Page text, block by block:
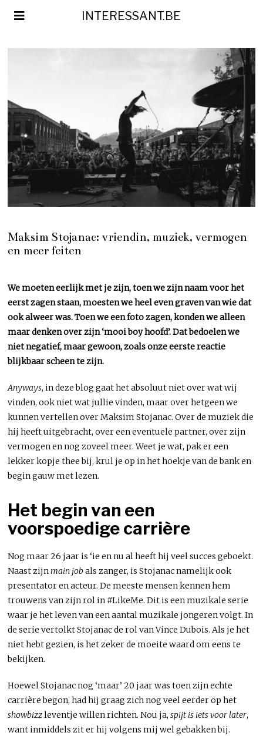
INTERESSANT.BE
Maksim Stojanac: vriendin, muziek, vermogen
en meer feiten
We moeten eerlijk met je zijn, toen we zijn naam voor het
eerst zagen staan, moesten we heel even graven van wie dat
ook alweer was. Toen we een foto zagen, konden we alleen
maar denken over zijn ‘mooi boy hoofd’. Dat bedoelen we
niet negatief, maar gewoon, zoals onze eerste reactie
blijkbaar scheen te zijn.
Anyways, in deze blog gaat het absoluut niet over wat wij
vinden, ook niet wat jullie vinden, maar over hetgeen we
kunnen vertellen over Maksim Stojanac. Over de muziek die
hij heeft uitgebracht, over een eventuele partner, over zijn
vermogen en nog zoveel meer. Weet je wat, pak er een
lekker kopje thee bij, krul je op in het hoekje van de bank en
begin gauw met lezen.
Het begin van een
voorspoedige carrière
Nog maar 26 jaar is ‘ie en nu al heeft hij veel succes geboekt.
Naast zijnmain jobals zanger, is Stojanac namelijk ook
presentator en acteur. De meeste mensen kennen hem
trouwens van zijn rol in #LikeMe. Dit is een muzikale serie
waar je het leven van een aantal muzikale jongeren volgt. In
de serie vertolkt Stojanac de rol van Vince Dubois. Als je het
niet hebt gezien, is het zeker de moeite waard om eens te
bekijken.
Hoewel Stojanac nog ‘maar’ 20 jaar was toen zijn echte
carrière begon, had hij graag zich nog veel eerder op het
showbizzleventje willen richten. Nou ja,spijt is iets voor later,
want inmiddels zit er hij volgens mij wel gebakken bij.